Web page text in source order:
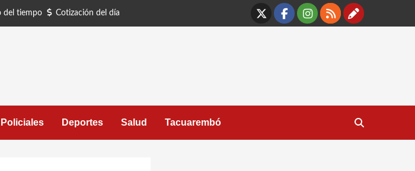
del tiempo Cotización del día
X Facebook
Instagram
RSS
Policiales Deportes Salud Tacuarembó